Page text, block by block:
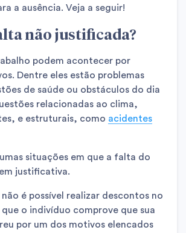
a ausência. Veja a seguir!
não justificada?
podem acontecer por
Dentre eles estão problemas
de saúde ou obstáculos do dia
relacionadas ao clima,
e estruturais, como acidentes
situações em que a falta do
justificativa.
é possível realizar descontos no
o indivíduo comprove que sua
por um dos motivos elencados